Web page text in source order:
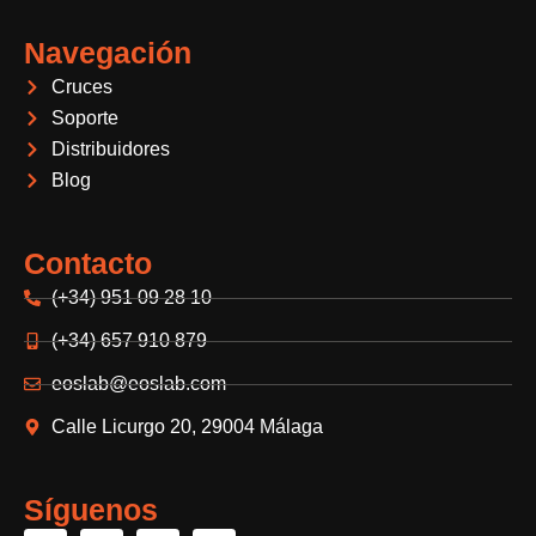
Navegación
Cruces
Soporte
Distribuidores
Blog
Contacto
(+34) 951 09 28 10
(+34) 657 910 879
eoslab@eoslab.com
Calle Licurgo 20, 29004 Málaga
Síguenos